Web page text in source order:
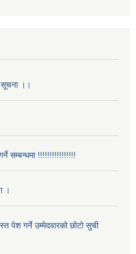
सूचना ।।
सम्बन्धमा !!!!!!!!!!!!!!!!
।
पेश गर्ने उम्मेदवारको छोटो सुची